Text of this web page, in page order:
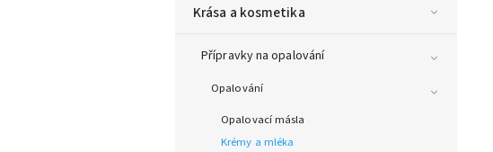
Krása a kosmetika
Přípravky na opalování
Opalování
Opalovací másla
Krémy a mléka